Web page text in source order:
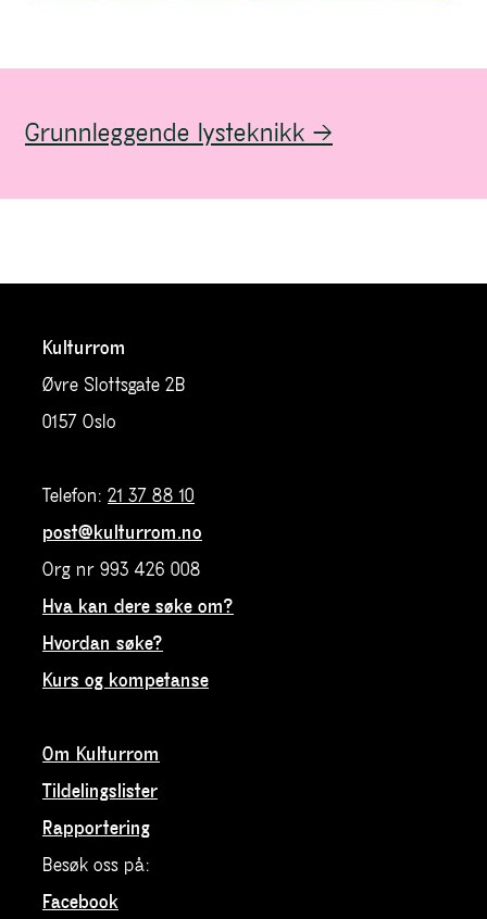
Grunnleggende lysteknikk →
Kulturrom
Øvre Slottsgate 2B
0157 Oslo
Telefon: 21 37 88 10
post@kulturrom.no
Org nr 993 426 008
Hva kan dere søke om?
Hvordan søke?
Kurs og kompetanse
Om Kulturrom
Tildelingslister
Rapportering
Besøk oss på:
Facebook